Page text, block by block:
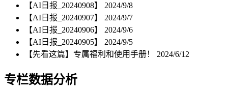
【AI日报_20240908】 2024/9/8
【AI日报_20240907】 2024/9/7
【AI日报_20240906】 2024/9/6
【AI日报_20240905】 2024/9/5
【先看这篇】专属福利和使用手册！ 2024/6/12
专栏数据分析